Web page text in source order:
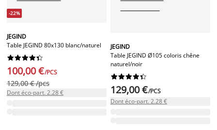
-22%
JEGIND
Table JEGIND 80x130 blanc/naturel






100,00 €/PCS
129,00 € /pcs
Dont éco-part. 2.28 €
JEGIND
Table JEGIND Ø105 coloris chêne
naturel/noir






129,00 €/PCS
Dont éco-part. 2.28 €